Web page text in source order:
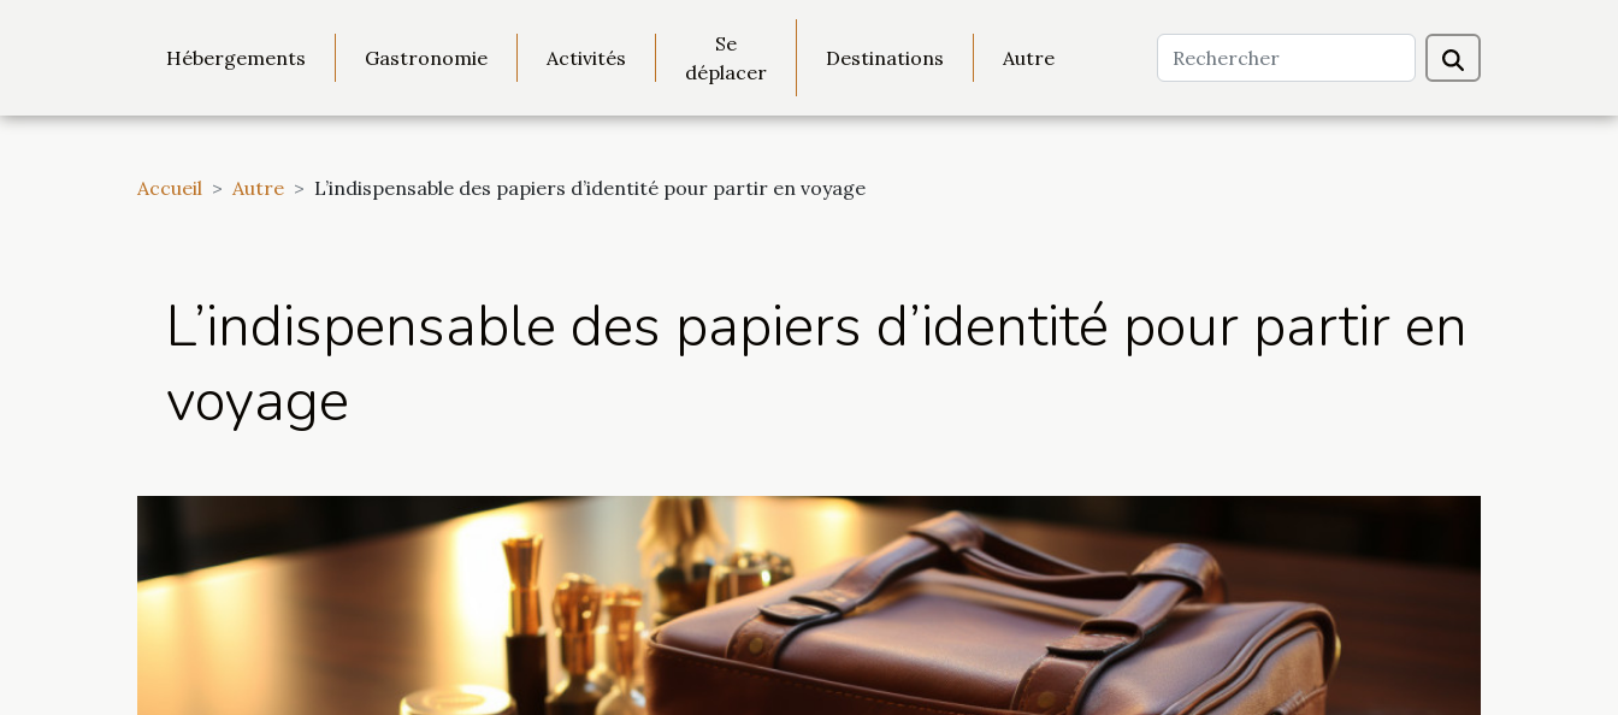
Hébergements Gastronomie Activités
Se
déplacer
Destinations Autre
Accueil Autre L’indispensable des papiers d’identité pour partir en voyage
L’indispensable des papiers d’identité pour partir en
voyage